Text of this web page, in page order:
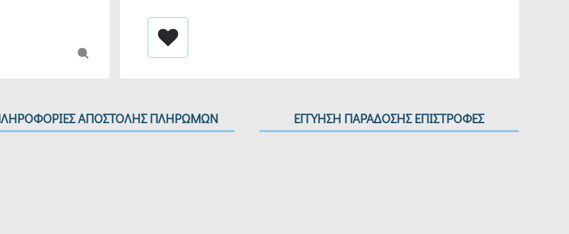
ΑΠΟΣΤΟΛΗΣ ΠΛΗΡΩΜΩΝ ΕΓΓΥΗΣΗ ΠΑΡΑΔΟΣΗΣ ΕΠΙΣΤΡΟΦΕΣ